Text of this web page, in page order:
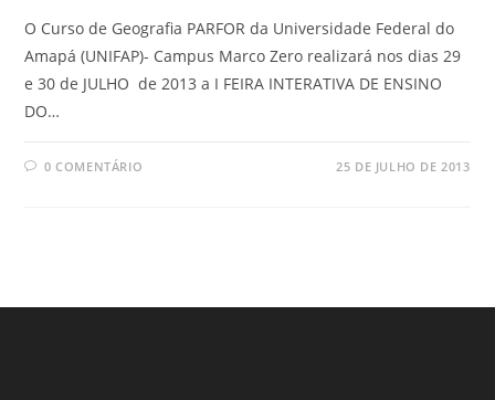
O Curso de Geografia PARFOR da Universidade Federal do
Amapá (UNIFAP)- Campus Marco Zero realizará nos dias 29
e 30 de JULHO de 2013 a I FEIRA INTERATIVA DE ENSINO
DO…
0 COMENTÁRIO 25 DE JULHO DE 2013